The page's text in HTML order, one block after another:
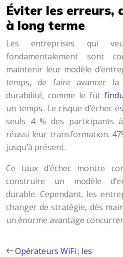
Éviter les erreurs,
à long terme
Les entreprises qui
fondamentalement sont
maintenir leur modèle
temps, de faire avancer
durabilité, comme le fut
un temps. Le risque d’échec
seuls 4 % des participants
réussi leur transformation.
jusqu’à présent.
Ce taux d’échec montre
construire un modèle
durable. Cependant, les
changer de stratégie, dès
un énorme avantage
Opérateurs WiFi : les